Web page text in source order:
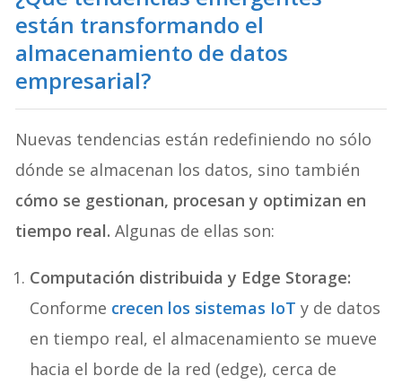
están transformando el
almacenamiento de datos
empresarial?
Nuevas tendencias están redefiniendo no sólo
dónde se almacenan los datos, sino también
cómo se gestionan, procesan y optimizan en
tiempo real.Algunas de ellas son:
Computación distribuida y Edge Storage:
Conforme crecen los sistemas IoT y de datos
en tiempo real, el almacenamiento se mueve
hacia el borde de la red (edge), cerca de